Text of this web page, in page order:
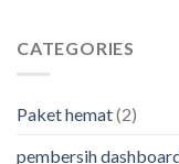
CATEGORIES
Paket hemat(2)
pembersih